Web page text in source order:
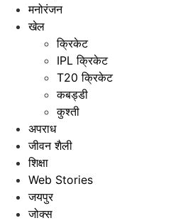
मनोरंजन
खेल
क्रिकेट
IPL क्रिकेट
T20 क्रिकेट
कबड्डी
कुश्ती
अपराध
जीवन शैली
शिक्षा
Web Stories
जयपुर
जोक्स